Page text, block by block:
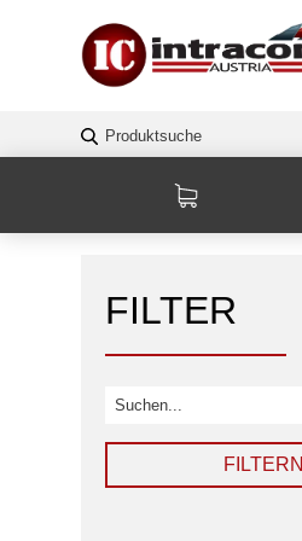
FILTER
FILTERN